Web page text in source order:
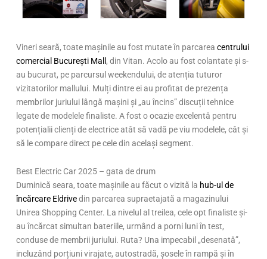
Vineri seară, toate mașinile au fost mutate în parcareacentrului
comercial București Mall , din Vitan. Acolo au fost colantate și s-
au bucurat, pe parcursul weekendului, de atenția tuturor
vizitatorilor mallului. Mulți dintre ei au profitat de prezența
membrilor juriului lângă mașini și „au încins” discuții tehnice
legate de modelele finaliste. A fost o ocazie excelentă pentru
potențialii clienți de electrice atât să vadă pe viu modelele, cât și
să le compare direct pe cele din același segment.
Best Electric Car 2025 – gata de drum
Duminică seara, toate mașinile au făcut o vizită la hub-ul de
încărcare Eldrivedin parcarea supraetajată a magazinului
Unirea Shopping Center. La nivelul al treilea, cele opt finaliste și-
au încărcat simultan bateriile, urmând a porni luni în test,
conduse de membrii juriului. Ruta? Una impecabil „desenată”,
incluzând porțiuni virajate, autostradă, șosele în rampă și în